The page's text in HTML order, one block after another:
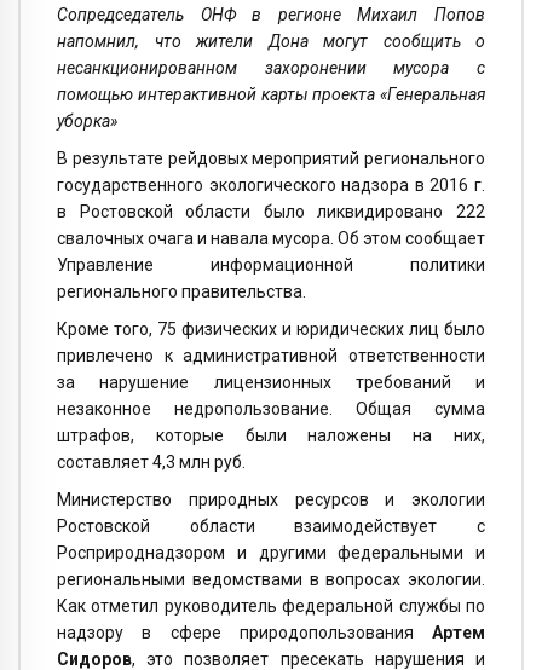
Сопредседатель ОНФ в регионе Михаил Попов
напомнил, что жители Дона могут сообщить о
несанкционированном захоронении мусора с
помощью интерактивной карты проекта «Генеральная
уборка»
В результате рейдовых мероприятий регионального
государственного экологического надзора в 2016 г.
в Ростовской области было ликвидировано 222
свалочных очага и навала мусора. Об этом сообщает
Управление информационной политики
регионального правительства.
Кроме того, 75 физических и юридических лиц было
привлечено к административной ответственности
за нарушение лицензионных требований и
незаконное недропользование. Общая сумма
штрафов, которые были наложены на них,
составляет 4,3 млн руб.
Министерство природных ресурсов и экологии
Ростовской области взаимодействует с
Росприроднадзором и другими федеральными и
региональными ведомствами в вопросах экологии.
Как отметил руководитель федеральной службы по
надзору в сфере природопользования Артем
Сидоров, это позволяет пресекать нарушения и